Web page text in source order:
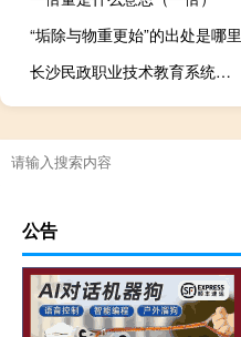
“垢除与物重更始”的出处是哪里
长沙民政职业技术教育系统（长沙民政职业技术学院网络教学平台）
麻将大小雨什么意思
公告